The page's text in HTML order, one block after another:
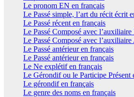
Le pronom EN en français
Le Passé simple, l’art du récit écrit
Le Passé récent en français
Le Passé Composé avec
Le Passé Composé avec
Le Passé antérieur en français
Le Passé antérieur en français
Le Ne explétif en français
Le Gérondif ou le Participe Présent
Le gérondif en français
Le genre des noms en français